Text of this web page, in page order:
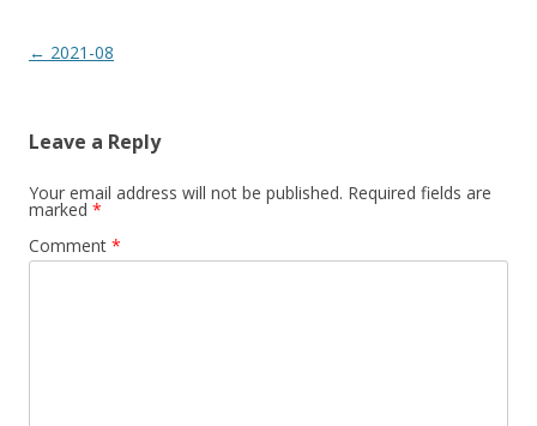
Post
← 2021-08
Leave a Reply
Your email address will not be published. Required fields are
marked *
Comment *